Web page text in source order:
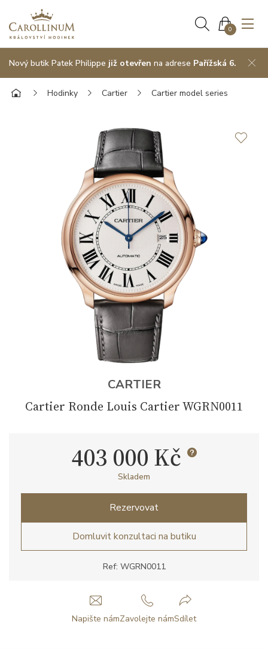
0
Nový butik Patek Philippe již otevřen na adrese Pařížská 6.
Hodinky Cartier Cartier model series
CARTIER
Cartier Ronde Louis Cartier WGRN0011
Ref: WGRN0011
403 000 Kč
Skladem
Rezervovat
Domluvit konzultaci na butiku
Napište námZavolejte námSdílet